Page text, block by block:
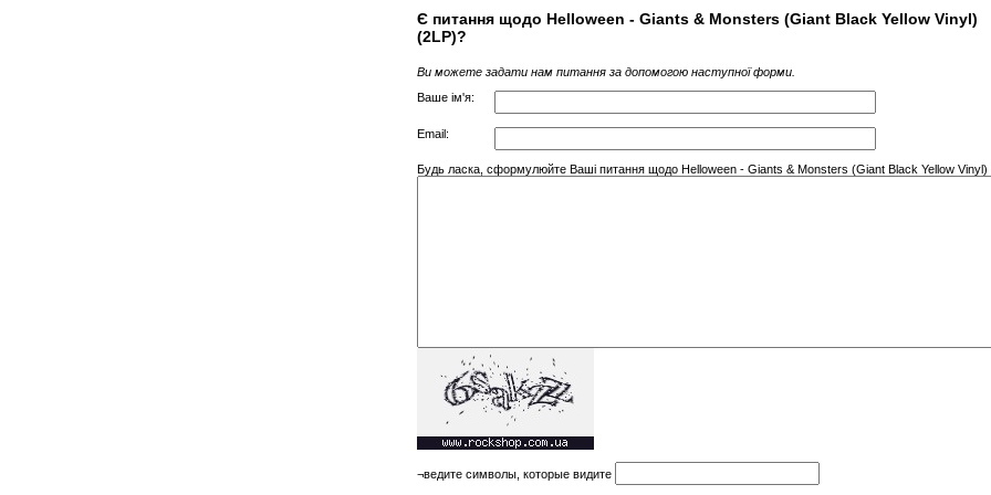
Є питання щодо Helloween - Giants & Monsters (Giant Black Yellow Vinyl)
(2LP)?
Ви можете задати нам питання за допомогою наступної форми.
Ваше ім'я:
Email:
Будь ласка, сформулюйте Ваші питання щодо Helloween - Giants & Monsters (Giant Black Yellow Vinyl)
¬ведите символы, которые видите